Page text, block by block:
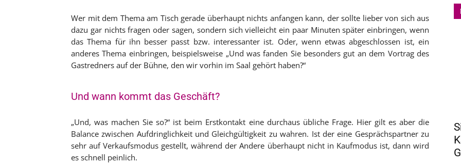
Wer mit dem Thema am Tisch gerade überhaupt nichts anfangen kann, der sollte lieber von sich aus
dazu gar nichts fragen oder sagen, sondern sich vielleicht ein paar Minuten später einbringen, wenn
das Thema für ihn besser passt bzw. interessanter ist. Oder, wenn etwas abgeschlossen ist, ein
anderes Thema einbringen, beispielsweise „Und was fanden Sie besonders gut an dem Vortrag des
Gastredners auf der Bühne, den wir vorhin im Saal gehört haben?“
Und wann kommt das Geschäft?
„Und, was machen Sie so?“ ist beim Erstkontakt eine durchaus übliche Frage. Hier gilt es aber die
Balance zwischen Aufdringlichkeit und Gleichgültigkeit zu wahren. Ist der eine Gesprächspartner zu
sehr auf Verkaufsmodus gestellt, während der Andere überhaupt nicht in Kaufmodus ist, dann wird
es schnell peinlich.